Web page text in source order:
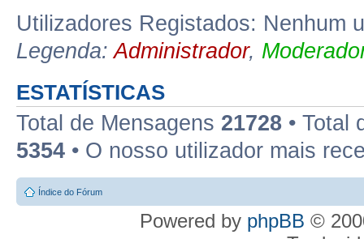
Utilizadores Registados: Nenhum
Legenda:Administrador,
ESTATÍSTICAS
Total de Mensagens 21728 • Total
5354 • O nosso utilizador mais
Índice do Fórum
Powered by phpBB ©